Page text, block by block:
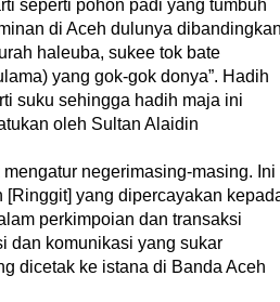
seperti pohon padi yang tumbuh
di Aceh dulunya
haleuba, sukee tok bate
yang gok-gok donya”. Hadih
suku sehingga hadih maja ini
oleh Sultan Alaidin
negerimasing-masing. Ini
yang dipercayakan
perkimpoian dan transaksi
dan komunikasi yang sukar
dicetak ke istana di Banda Aceh